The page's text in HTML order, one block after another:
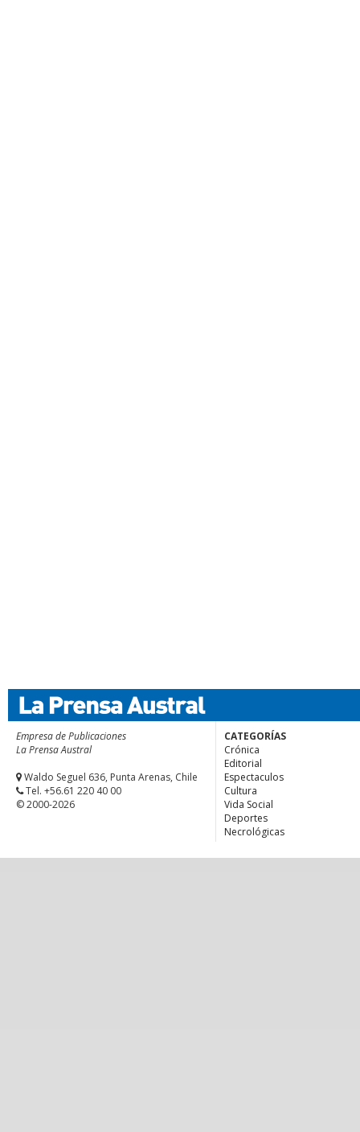
Empresa de Publicaciones
La Prensa Austral
Waldo Seguel 636, Punta Arenas, Chile
Tel. +56.61 220 40 00
© 2000-2026
CATEGORÍAS
Crónica
Editorial
Espectaculos
Cultura
Vida Social
Deportes
Necrológicas